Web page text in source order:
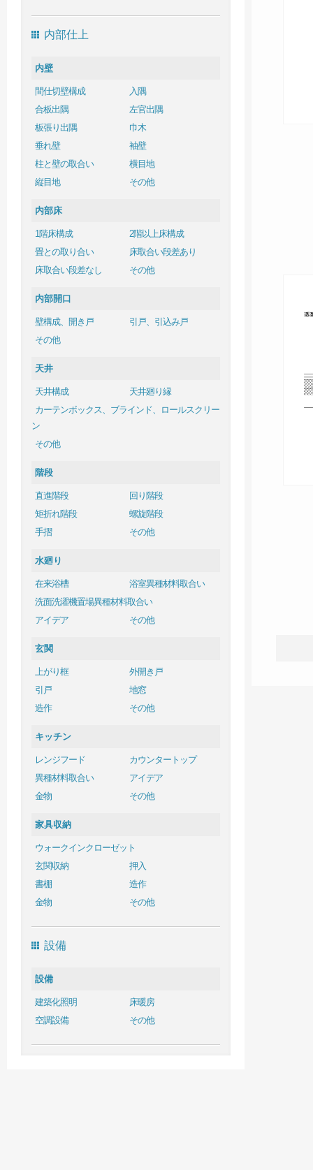
内部仕上
内壁
間仕切壁構成
入隅
合板出隅
左官出隅
板張り出隅
巾木
垂れ壁
袖壁
柱と壁の取合い
横目地
縦目地
その他
内部床
1階床構成
2階以上床構成
畳との取り合い
床取合い段差あり
床取合い段差なし
その他
内部開口
壁構成、開き戸
引戸、引込み戸
その他
天井
天井構成
天井廻り縁
カーテンボックス、ブラインド、ロールスクリー
ン
その他
階段
直進階段
回り階段
矩折れ階段
螺旋階段
手摺
その他
水廻り
在来浴槽
浴室異種材料取合い
洗面洗濯機置場異種材料取合い
アイデア
その他
玄関
上がり框
外開き戸
引戸
地窓
造作
その他
キッチン
レンジフード
カウンタートップ
異種材料取合い
アイデア
金物
その他
家具収納
ウォークインクローゼット
玄関収納
押入
書棚
造作
金物
その他
設備
設備
建築化照明
床暖房
空調設備
その他